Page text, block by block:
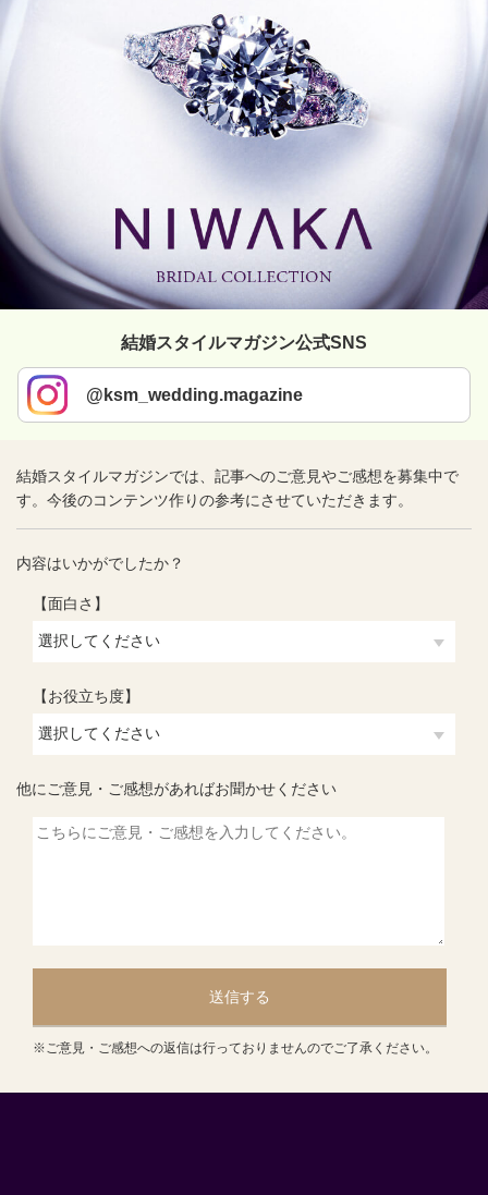
結婚スタイルマガジン公式SNS
@ksm_wedding.magazine
結婚スタイルマガジンでは、記事へのご意見やご感想を募集中で
す。今後のコンテンツ作りの参考にさせていただきます。
内容はいかがでしたか？
【面白さ】
【お役立ち度】
他にご意見・ご感想があればお聞かせください
送信する
※ご意見・ご感想への返信は行っておりませんのでご了承ください。